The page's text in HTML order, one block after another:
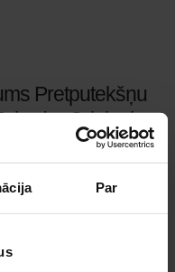
Par
Pretputekšņu
Original
Neatkarīgi no tā,
visa gada garumā,
pirms gaisa padeve